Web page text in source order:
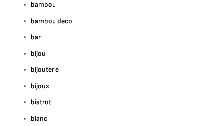
bambou
bambou deco
bar
bijou
bijouterie
bijoux
bistrot
blanc